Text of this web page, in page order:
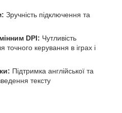
Зручність підключення та
DPI: Чутливість
керування в іграх і
Підтримка англійської та
тексту